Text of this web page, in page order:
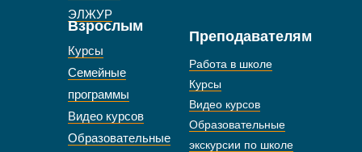
ЭЛЖУР
Взрослым
Курсы
Семейные
программы
Видео курсов
Образовательные
Преподавателям
Работа в школе
Курсы
Видео курсов
Образовательные
экскурсии по школе